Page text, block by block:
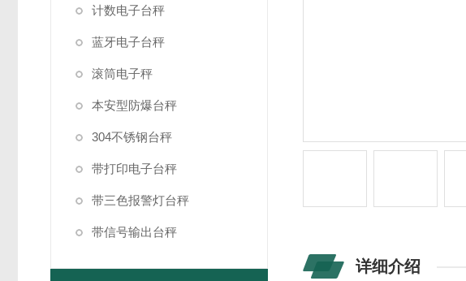
计数电子台秤
蓝牙电子台秤
滚筒电子秤
本安型防爆台秤
304不锈钢台秤
带打印电子台秤
带三色报警灯台秤
带信号输出台秤
详细介绍